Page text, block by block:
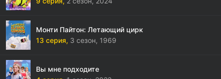
Монти Пайтон: Летающий цирк
13 серия, 3 сезон, 1969
Вы мне подходите